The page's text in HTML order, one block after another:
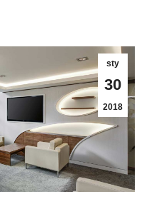
sty
30
2018